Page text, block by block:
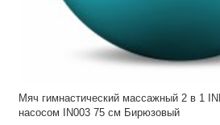
Мяч гимнастический массажный 2 в 1 INDIGO Anti-burst с
насосом IN003 75 см Бирюзовый